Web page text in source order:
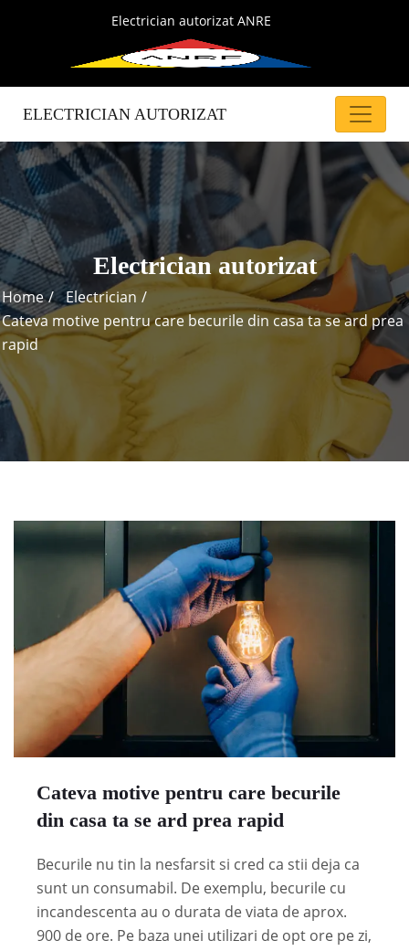
Electrician autorizat ANRE
ELECTRICIAN AUTORIZAT
Electrician autorizat
Home
Electrician
Cateva motive pentru care becurile din casa ta se ard prea
rapid
Cateva motive pentru care becurile
din casa ta se ard prea rapid
Becurile nu tin la nesfarsit si cred ca stii deja ca
sunt un consumabil. De exemplu, becurile cu
incandescenta au o durata de viata de aprox.
900 de ore. Pe baza unei utilizari de opt ore pe zi,